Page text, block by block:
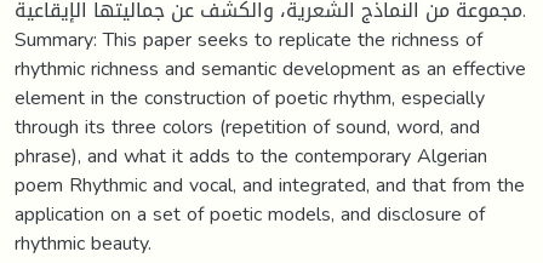
مجموعة من النماذج الشّعرية، والكشف عن جماليتها الإيقاعية.
Summary: This paper seeks to replicate the richness of
rhythmic richness and semantic development as an effective
element in the construction of poetic rhythm, especially
through its three colors (repetition of sound, word, and
phrase), and what it adds to the contemporary Algerian
poem Rhythmic and vocal, and integrated, and that from the
application on a set of poetic models, and disclosure of
rhythmic beauty.